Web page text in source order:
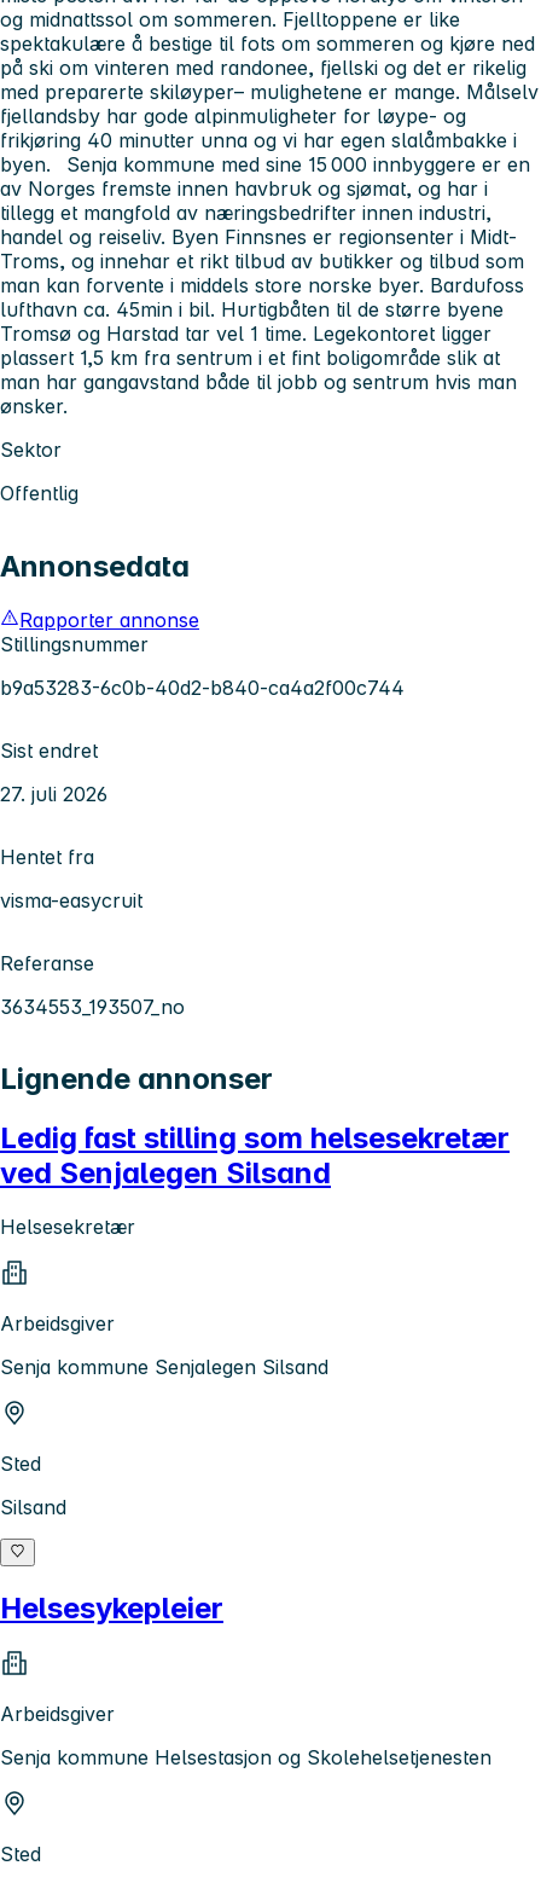
og midnattssol om sommeren. Fjelltoppene er like
spektakulære å bestige til fots om sommeren og kjøre ned
på ski om vinteren med randonee, fjellski og det er rikelig
med preparerte skiløyper– mulighetene er mange. Målselv
fjellandsby har gode alpinmuligheter for løype- og
frikjøring 40 minutter unna og vi har egen slalåmbakke i
byen. Senja kommune med sine 15 000 innbyggere er en
av Norges fremste innen havbruk og sjømat, og har i
tillegg et mangfold av næringsbedrifter innen industri,
handel og reiseliv. Byen Finnsnes er regionsenter i Midt-
Troms, og innehar et rikt tilbud av butikker og tilbud som
man kan forvente i middels store norske byer. Bardufoss
lufthavn ca. 45min i bil. Hurtigbåten til de større byene
Tromsø og Harstad tar vel 1 time. Legekontoret ligger
plassert 1,5 km fra sentrum i et fint boligområde slik at
man har gangavstand både til jobb og sentrum hvis man
ønsker.
Sektor
Offentlig
Annonsedata
Rapporter annonse
Stillingsnummer
b9a53283-6c0b-40d2-b840-ca4a2f00c744
Sist endret
27. juli 2026
Hentet fra
visma-easycruit
Referanse
3634553_193507_no
Lignende annonser
Ledig fast stilling som helsesekretær
ved Senjalegen Silsand
Helsesekretær
Arbeidsgiver
Senja kommune Senjalegen Silsand
Sted
Silsand
Helsesykepleier
Arbeidsgiver
Senja kommune Helsestasjon og Skolehelsetjenesten
Sted